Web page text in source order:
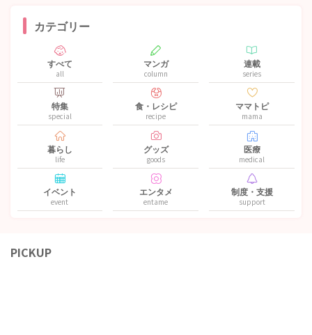
カテゴリー
すべて
all
マンガ
column
連載
series
特集
special
食・レシピ
recipe
ママトピ
mama
暮らし
life
グッズ
goods
医療
medical
イベント
event
エンタメ
entame
制度・支援
support
PICKUP